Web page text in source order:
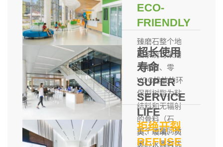
ECO-
FRIENDLY
臻磨石整个地
面系统均采用
无溶剂、零
VOC排放的环
保型树脂为粘
结料和无辐射
的骨料（石
英、玻璃、贝
壳、水洗石
超长使用
寿命
SUPER
SERVICE
LIFE
整个地面同质
透心，具有优
拒绝开裂
REFUSE